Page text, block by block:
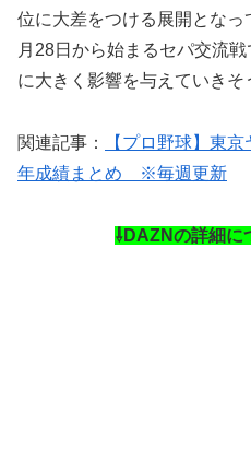
位に大差をつける展開とな
月28日から始まるセパ交流
に大きく影響を与えていきそ
関連記事：
【プロ野球】東
年成績まとめ ※毎週更新
⇩DAZNの詳細に